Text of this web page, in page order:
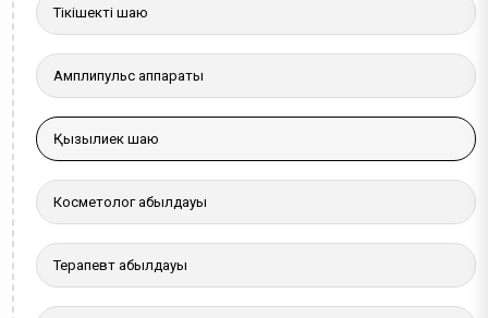
Тікішекті шаю
Амплипульс аппараты
Қызылиек шаю
Косметолог қабылдауы
Терапевт қабылдауы